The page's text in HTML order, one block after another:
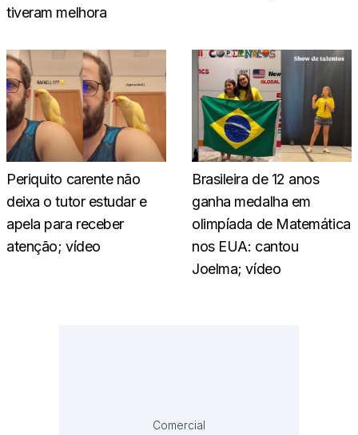
tiveram melhora
Periquito carente não
deixa o tutor estudar e
apela para receber
atenção; vídeo
Brasileira de 12 anos
ganha medalha em
olimpíada de Matemática
nos EUA: cantou
Joelma; vídeo
Comercial